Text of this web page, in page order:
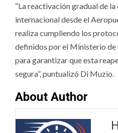
“La reactivación gradual de
internacional desde el
realiza cumpliendo los
definidos por el Ministerio de
para garantizar que esta
segura”, puntualizó Di Muzio.
About Author